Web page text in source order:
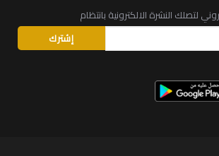
لتصلك النشرة الالكترونية بانتظام